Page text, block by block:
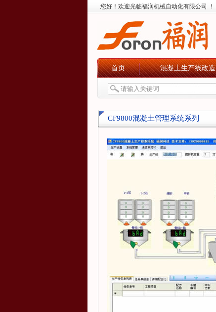
您好！欢迎光临福润机械自动化有限公司 ！
首页 混凝土生产线改造
CF9800混凝土管理系统系列